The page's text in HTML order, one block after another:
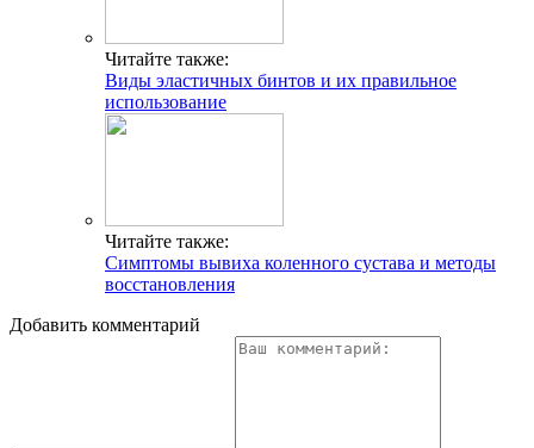
Читайте также:
Виды эластичных бинтов и их правильное
использование
Читайте также:
Симптомы вывиха коленного сустава и методы
восстановления
Добавить комментарий